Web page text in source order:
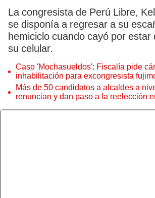
La congresista de Perú Libre,
se disponía a regresar a su
hemiciclo cuando cayó por estar
su celular.
Caso 'Mochasueldos': Fiscalía pide
inhabilitación para excongresista
Cordero Jon Tay
Más de 50 candidatos a alcaldes a
renuncian y dan paso a la reelección